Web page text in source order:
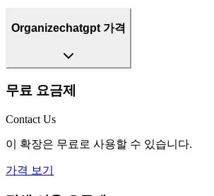
Organizechatgpt 가격
무료 요금제
Contact Us
이 확장은 무료로 사용할 수 있습니다.
가격 보기